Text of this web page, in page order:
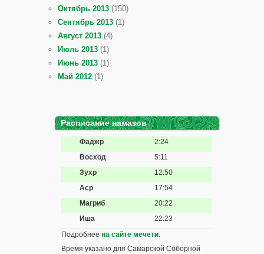
Октябрь 2013 (150)
Сентябрь 2013 (1)
Август 2013 (4)
Июль 2013 (1)
Июнь 2013 (1)
Май 2012 (1)
Расписание намазов
Фаджр
2:24
Восход
5:11
Зухр
12:50
Аср
17:54
Магриб
20:22
Иша
22:23
Подробнее на сайте мечети.
Время указано для Самарской Соборной